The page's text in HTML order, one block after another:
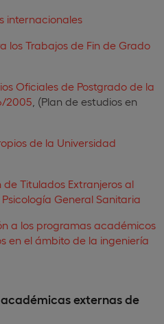
internacionales
los Trabajos de Fin de Grado
Oficiales de Postgrado de la
2005 , (Plan de estudios en
de la Universidad
Titulados Extranjeros al
General Sanitaria
a los programas académicos
en el ámbito de la ingeniería
externas de